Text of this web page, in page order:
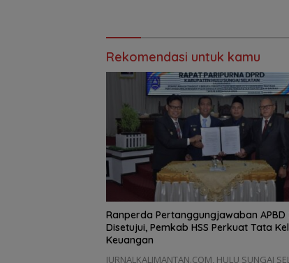
Rekomendasi untuk kamu
Ranperda Pertanggungjawaban APBD
Disetujui, Pemkab HSS Perkuat Tata
Keuangan
JURNALKALIMANTAN.COM, HULU SUNGAI